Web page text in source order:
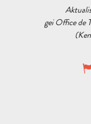
gei Office de